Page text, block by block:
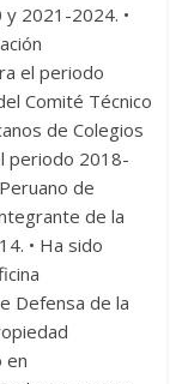
2021-2024. •
el periodo
Comité Técnico
de Colegios
periodo 2018-
de
de la
• Ha sido
Defensa de la
en